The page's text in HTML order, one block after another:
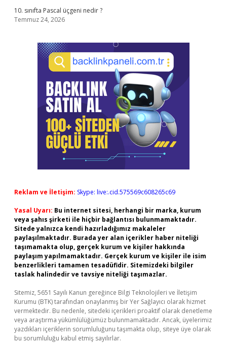
10. sınıfta Pascal üçgeni nedir ?
Temmuz 24, 2026
Reklam ve İletişim: Skype: live:.cid.575569c608265c69
Yasal Uyarı: Bu internet sitesi, herhangi bir marka, kurum
veya şahıs şirketi ile hiçbir bağlantısı bulunmamaktadır.
Sitede yalnızca kendi hazırladığımız makaleler
paylaşılmaktadır. Burada yer alan içerikler haber niteliği
taşımamakta olup, gerçek kurum ve kişiler hakkında
paylaşım yapılmamaktadır. Gerçek kurum ve kişiler ile isim
benzerlikleri tamamen tesadüfidir. Sitemizdeki bilgiler
taslak halindedir ve tavsiye niteliği taşımazlar.
Sitemiz, 5651 Sayılı Kanun gereğince Bilgi Teknolojileri ve İletişim
Kurumu (BTK) tarafından onaylanmış bir Yer Sağlayıcı olarak hizmet
vermektedir. Bu nedenle, sitedeki içerikleri proaktif olarak denetleme
veya araştırma yükümlülüğümüz bulunmamaktadır. Ancak, üyelerimiz
yazdıkları içeriklerin sorumluluğunu taşımakta olup, siteye üye olarak
bu sorumluluğu kabul etmiş sayılırlar.